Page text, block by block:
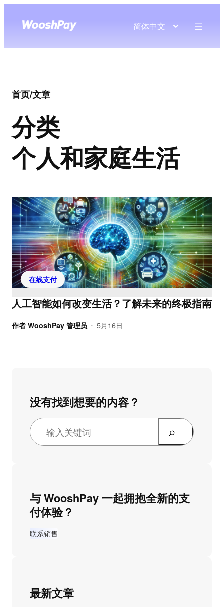
简体中文
首页/文章
分类
个人和家庭生活
在线支付
人工智能如何改变生活？了解未来的终极指南
作者 WooshPay 管理员 • 5月16日
没有找到想要的内容？
与 WooshPay 一起拥抱全新的支
付体验？
联系销售
最新文章